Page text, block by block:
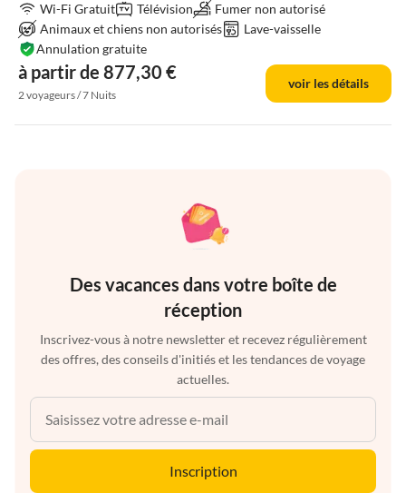
Wi-Fi Gratuit
Télévision
Fumer non autorisé
Animaux et chiens non autorisés
Lave-vaisselle
à partir de 877,30 €
Annulation gratuite
2 voyageurs / 7 Nuits
voir les détails
Des vacances dans votre boîte de
réception
Inscrivez-vous à notre newsletter et recevez régulièrement
des offres, des conseils d'initiés et les tendances de voyage
actuelles.
Inscription